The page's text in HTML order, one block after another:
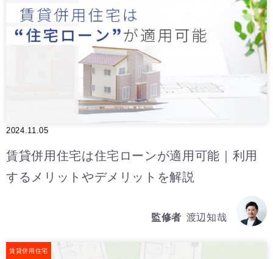
2024.11.05
賃貸併用住宅は住宅ローンが適用可能｜利用
するメリットやデメリットを解説
監修者 渡辺知哉
賃貸併用住宅